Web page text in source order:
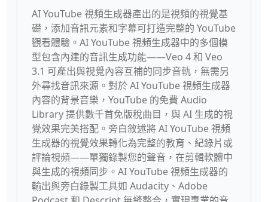
AI YouTube 視頻生成器產出的是視頻的視覺基
礎，添加音訊元素和字幕可打造完整的 YouTube
觀看體驗。AI YouTube 視頻生成器中的多個模
型包含內建的音訊生成功能——Veo 4 和 Veo
3.1 可產出與視覺內容互補的同步音軌，無需另
外尋找音訊來源。對於 AI YouTube 視頻生成器
內容的背景音樂，YouTube 的免費 Audio
Library 提供數千首免版稅曲目，與 AI 生成的視
覺效果完美搭配。旁白敘述將 AI YouTube 視頻
生成器的視覺效果轉化為完整的教育、紀錄片或
評論視頻——單獨錄製您的聲音，在剪輯軟體中
與生成的視頻同步。AI YouTube 視頻生成器的
輸出與旁白錄製工具如 Audacity、Adobe